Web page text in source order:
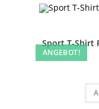
ANGEBOT!
Sport T-Shirt